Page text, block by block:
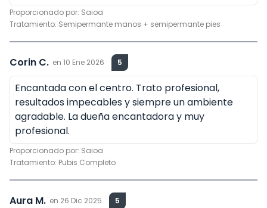
Proporcionado por: Saioa
Tratamiento: Semipermante manos + semipermante pies
Corin C. en 10 Ene 2026 5
Encantada con el centro. Trato profesional,
resultados impecables y siempre un ambiente
agradable. La dueña encantadora y muy
profesional.
Proporcionado por: Saioa
Tratamiento: Pubis Completo
Aura M. en 26 Dic 2025 5